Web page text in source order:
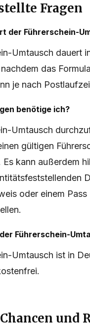
Fragen
der Führerschein-
Umtausch dauert
das
je nach
benötige ich?
Umtausch
gültigen
kann außerdem
oder einem Pass
Führerschein-
Umtausch ist in
und